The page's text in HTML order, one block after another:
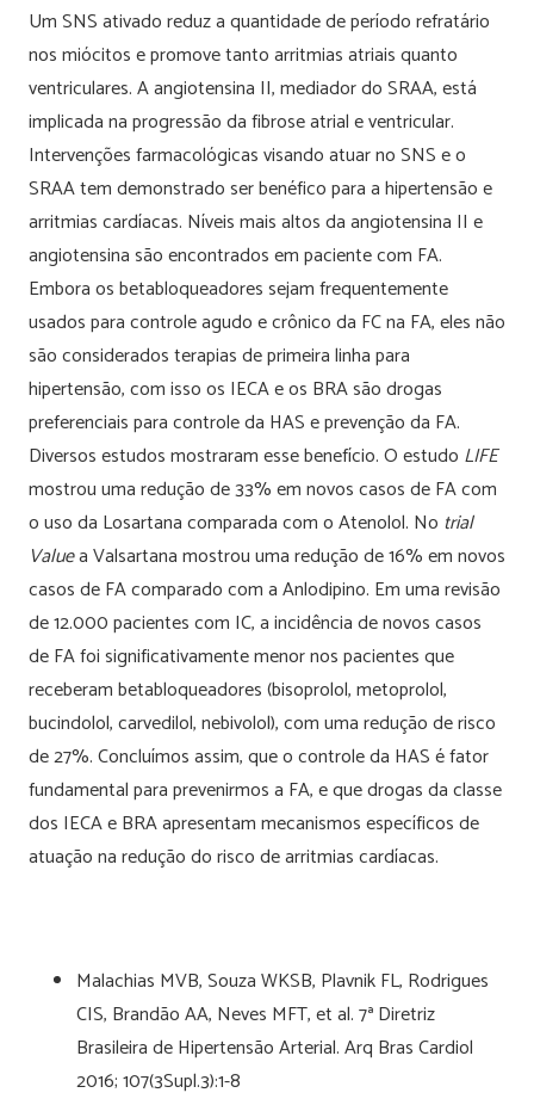
Um SNS ativado reduz a quantidade de período refratário
nos miócitos e promove tanto arritmias atriais quanto
ventriculares. A angiotensina II, mediador do SRAA, está
implicada na progressão da fibrose atrial e ventricular.
Intervenções farmacológicas visando atuar no SNS e o
SRAA tem demonstrado ser benéfico para a hipertensão e
arritmias cardíacas. Níveis mais altos da angiotensina II e
angiotensina são encontrados em paciente com FA.
Embora os betabloqueadores sejam frequentemente
usados para controle agudo e crônico da FC na FA, eles não
são considerados terapias de primeira linha para
hipertensão, com isso os IECA e os BRA são drogas
preferenciais para controle da HAS e prevenção da FA.
Diversos estudos mostraram esse benefício. O estudo LIFE
mostrou uma redução de 33% em novos casos de FA com
o uso da Losartana comparada com o Atenolol. No trial
Valuea Valsartana mostrou uma redução de 16% em novos
casos de FA comparado com a Anlodipino. Em uma revisão
de 12.000 pacientes com IC, a incidência de novos casos
de FA foi significativamente menor nos pacientes que
receberam betabloqueadores (bisoprolol, metoprolol,
bucindolol, carvedilol, nebivolol), com uma redução de risco
de 27%. Concluímos assim, que o controle da HAS é fator
fundamental para prevenirmos a FA, e que drogas da classe
dos IECA e BRA apresentam mecanismos específicos de
atuação na redução do risco de arritmias cardíacas.
Malachias MVB, Souza WKSB, Plavnik FL, Rodrigues
CIS, Brandão AA, Neves MFT, et al. 7ª Diretriz
Brasileira de Hipertensão Arterial. Arq Bras Cardiol
2016; 107(3Supl.3):1-8